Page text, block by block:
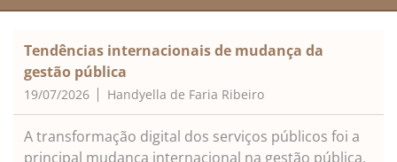
Tendências internacionais de mudança da
gestão pública
19/07/2026 Handyella de Faria Ribeiro
A transformação digital dos serviços públicos foi a
principal mudança internacional na gestão pública,